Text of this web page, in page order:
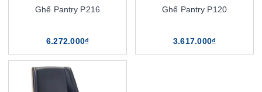
Ghế Pantry P216
6.272.000₫
Ghế Pantry P120
3.617.000₫